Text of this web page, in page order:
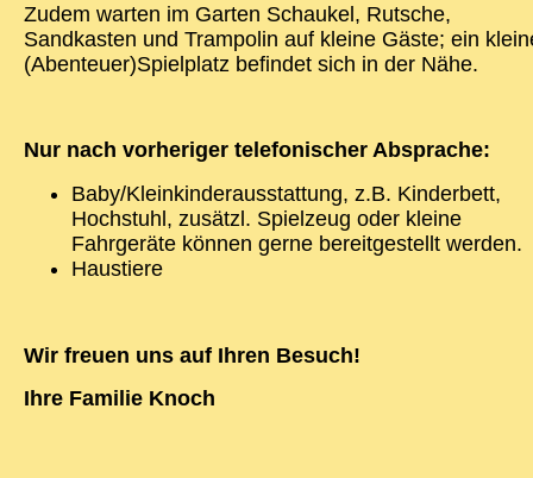
Zudem warten im Garten Schaukel, Rutsche,
Sandkasten und Trampolin auf kleine Gäste; ein
(Abenteuer)Spielplatz befindet sich in der Nähe.
Nur nach vorheriger telefonischer Absprache:
Baby/Kleinkinderausstattung, z.B. Kinderbett,
Hochstuhl, zusätzl. Spielzeug oder kleine
Fahrgeräte können gerne bereitgestellt werden.
Haustiere
Wir freuen uns auf Ihren Besuch!
Ihre Familie Knoch